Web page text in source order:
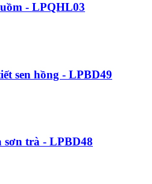
- LPQHL03
sen hồng - LPBD49
sơn trà - LPBD48